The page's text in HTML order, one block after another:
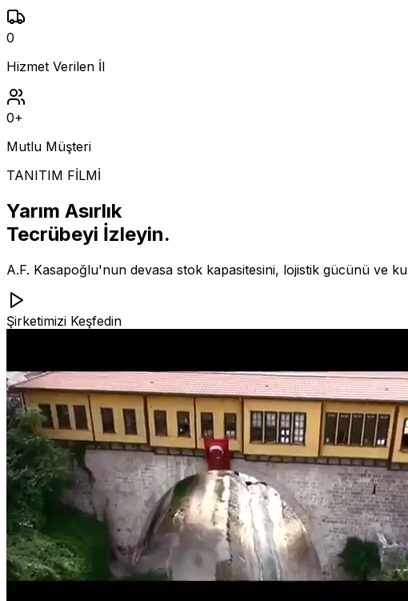
0
Hizmet Verilen İl
0+
Mutlu Müşteri
TANITIM FİLMİ
Yarım Asırlık
Tecrübeyi İzleyin.
A.F. Kasapoğlu'nun devasa stok kapasitesini, lojistik gücünü ve
Şirketimizi Keşfedin